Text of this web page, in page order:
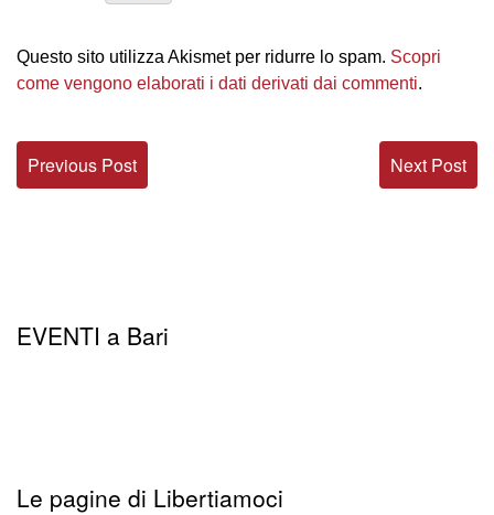
Questo sito utilizza Akismet per ridurre lo spam. Scopri
come vengono elaborati i dati derivati dai commenti.
Next Post
Previous Post
EVENTI a Bari
Le pagine di Libertiamoci